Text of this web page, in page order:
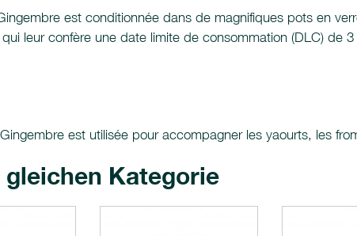
est conditionnée dans de magnifiques pots en
leur confère une date limite de consommation (DLC) de 3
est utilisée pour accompagner les yaourts, les
Kategorie